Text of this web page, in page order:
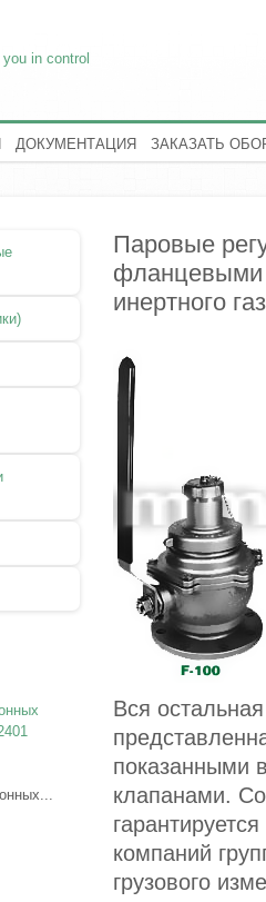
you in control
ДОКУМЕНТАЦИЯ ЗАКАЗАТЬ
Паровые
фланцевыми
инертного
Вся
показанными
клапанами.
компаний
грузового